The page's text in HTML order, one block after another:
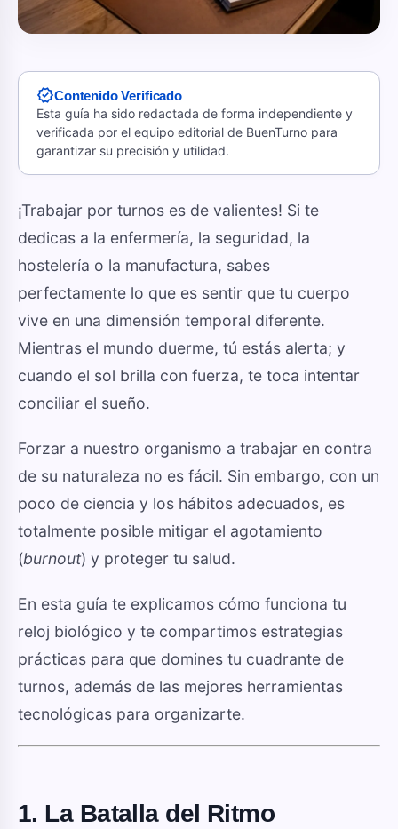
verifiedContenido Verificado
Esta guía ha sido redactada de forma independiente y
verificada por el equipo editorial de BuenTurno para
garantizar su precisión y utilidad.
¡Trabajar por turnos es de valientes! Si te
dedicas a la enfermería, la seguridad, la
hostelería o la manufactura, sabes
perfectamente lo que es sentir que tu cuerpo
vive en una dimensión temporal diferente.
Mientras el mundo duerme, tú estás alerta; y
cuando el sol brilla con fuerza, te toca intentar
conciliar el sueño.
Forzar a nuestro organismo a trabajar en contra
de su naturaleza no es fácil. Sin embargo, con un
poco de ciencia y los hábitos adecuados, es
totalmente posible mitigar el agotamiento
(burnout) y proteger tu salud.
En esta guía te explicamos cómo funciona tu
reloj biológico y te compartimos estrategias
prácticas para que domines tu cuadrante de
turnos, además de las mejores herramientas
tecnológicas para organizarte.
1. La Batalla del Ritmo